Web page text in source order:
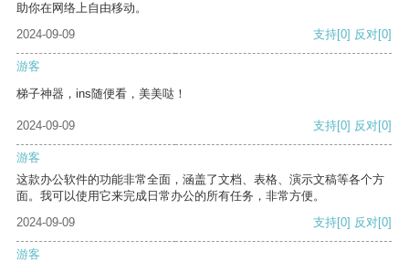
助你在网络上自由移动。
2024-09-09
支持[0] 反对[0]
游客
梯子神器，ins随便看，美美哒！
2024-09-09 支持[0] 反对[0]
游客
这款办公软件的功能非常全面，涵盖了文档、表格、演示文稿等各个方
面。我可以使用它来完成日常办公的所有任务，非常方便。
2024-09-09
支持[0] 反对[0]
游客